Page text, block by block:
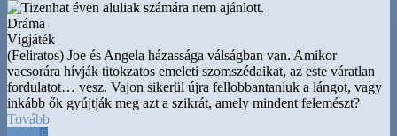
Dráma
Vígjáték
(Feliratos) Joe és Angela házassága válságban van. Amikor
vacsorára hívják titokzatos emeleti szomszédaikat, az este váratlan
fordulatot… vesz. Vajon sikerül újra fellobbantaniuk a lángot, vagy
inkább ők gyújtják meg azt a szikrát, amely mindent felemészt?
Tovább